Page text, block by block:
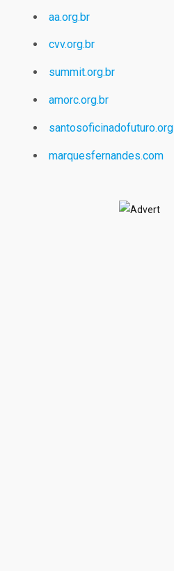
aa.org.br
cvv.org.br
summit.org.br
amorc.org.br
santosoficinadofuturo.org
marquesfernandes.com